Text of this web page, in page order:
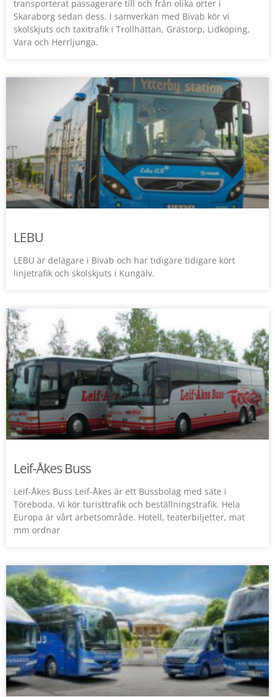
transporterat passagerare till och från olika orter i
Skaraborg sedan dess. I samverkan med Bivab kör vi
skolskjuts och taxitrafik i Trollhättan, Grästorp, Lidköping,
Vara och Herrljunga.
LEBU
LEBU är delägare i Bivab och har tidigare tidigare kört
linjetrafik och skolskjuts i Kungälv.
Leif-Åkes Buss
Leif-Åkes Buss Leif-Åkes är ett Bussbolag med säte i
Töreboda. Vi kör turisttrafik och beställningstrafik. Hela
Europa är vårt arbetsområde. Hotell, teaterbiljetter, mat
mm ordnar